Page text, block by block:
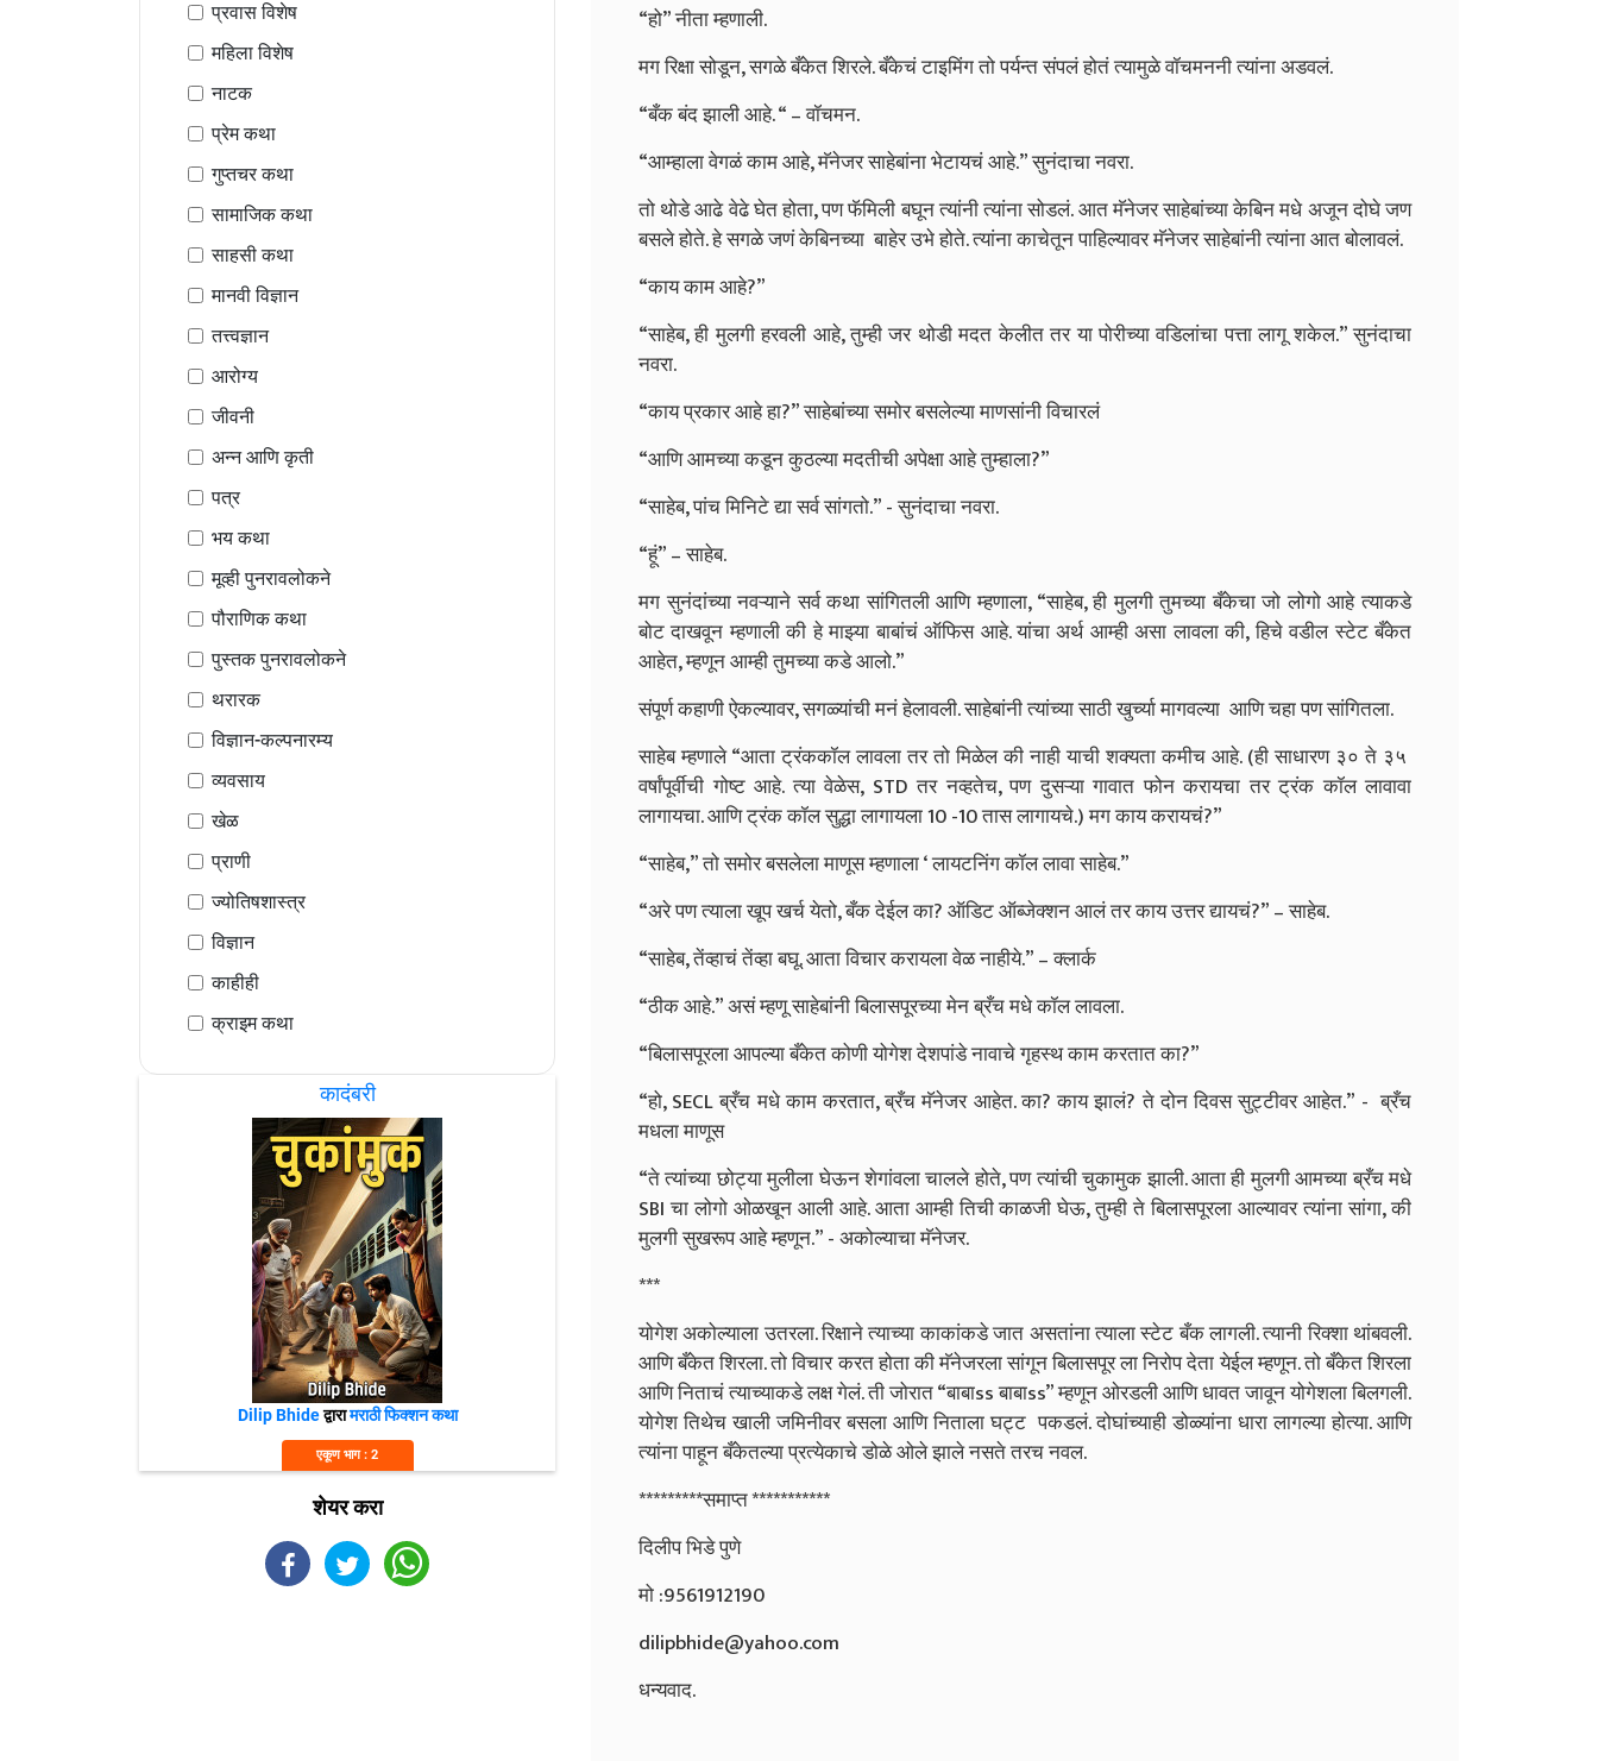
प्रवास विशेष
महिला विशेष
नाटक
प्रेम कथा
गुप्तचर कथा
सामाजिक कथा
साहसी कथा
मानवी विज्ञान
तत्त्वज्ञान
आरोग्य
जीवनी
अन्न आणि कृती
पत्र
भय कथा
मूव्ही पुनरावलोकने
पौराणिक कथा
पुस्तक पुनरावलोकने
थरारक
विज्ञान-कल्पनारम्य
व्यवसाय
खेळ
प्राणी
ज्योतिषशास्त्र
विज्ञान
काहीही
क्राइम कथा
कादंबरी
Dilip Bhideद्वारामराठी फिक्शन कथा
एकूण भाग : 2
शेयर करा
“हो” नीता म्हणाली.
मग रिक्षा सोडून, सगळे बँकेत शिरले. बँकेचं टाइमिंग तो पर्यन्त संपलं होतं त्यामुळे वॉचमननी त्यांना अडवलं.
“बँक बंद झाली आहे. “ – वॉचमन.
“आम्हाला वेगळं काम आहे, मॅनेजर साहेबांना भेटायचं आहे.” सुनंदाचा नवरा.
तो थोडे आढे वेढे घेत होता, पण फॅमिली बघून त्यांनी त्यांना सोडलं. आत मॅनेजर साहेबांच्या केबिन मधे अजून दोघे जण
बसले होते. हे सगळे जणं केबिनच्या बाहेर उभे होते. त्यांना काचेतून पाहिल्यावर मॅनेजर साहेबांनी त्यांना आत बोलावलं.
“काय काम आहे?”
“साहेब, ही मुलगी हरवली आहे, तुम्ही जर थोडी मदत केलीत तर या पोरीच्या वडिलांचा पत्ता लागू शकेल.” सुनंदाचा
नवरा.
“काय प्रकार आहे हा?” साहेबांच्या समोर बसलेल्या माणसांनी विचारलं
“आणि आमच्या कडून कुठल्या मदतीची अपेक्षा आहे तुम्हाला?”
“साहेब, पांच मिनिटे द्या सर्व सांगतो.” - सुनंदाचा नवरा.
“हूं” – साहेब.
मग सुनंदांच्या नवऱ्याने सर्व कथा सांगितली आणि म्हणाला, “साहेब, ही मुलगी तुमच्या बँकेचा जो लोगो आहे त्याकडे
बोट दाखवून म्हणाली की हे माझ्या बाबांचं ऑफिस आहे. यांचा अर्थ आम्ही असा लावला की, हिचे वडील स्टेट बँकेत
आहेत, म्हणून आम्ही तुमच्या कडे आलो.”
संपूर्ण कहाणी ऐकल्यावर, सगळ्यांची मनं हेलावली. साहेबांनी त्यांच्या साठी खुर्च्या मागवल्या आणि चहा पण सांगितला.
साहेब म्हणाले “आता ट्रंककॉल लावला तर तो मिळेल की नाही याची शक्यता कमीच आहे. (ही साधारण ३० ते ३५
वर्षांपूर्वीची गोष्ट आहे. त्या वेळेस, STD तर नव्हतेच, पण दुसऱ्या गावात फोन करायचा तर ट्रंक कॉल लावावा
लागायचा. आणि ट्रंक कॉल सुद्धा लागायला 10 -10 तास लागायचे.) मग काय करायचं?”
“साहेब,” तो समोर बसलेला माणूस म्हणाला ‘ लायटनिंग कॉल लावा साहेब.”
“अरे पण त्याला खूप खर्च येतो, बँक देईल का? ऑडिट ऑब्जेक्शन आलं तर काय उत्तर द्यायचं?” – साहेब.
“साहेब, तेंव्हाचं तेंव्हा बघू. आता विचार करायला वेळ नाहीये.” – क्लार्क
“ठीक आहे.” असं म्हणू साहेबांनी बिलासपूरच्या मेन ब्रँच मधे कॉल लावला.
“बिलासपूरला आपल्या बँकेत कोणी योगेश देशपांडे नावाचे गृहस्थ काम करतात का?”
“हो, SECL ब्रँच मधे काम करतात, ब्रँच मॅनेजर आहेत. का? काय झालं? ते दोन दिवस सुट्टीवर आहेत.” - ब्रँच
मधला माणूस
“ते त्यांच्या छोट्या मुलीला घेऊन शेगांवला चालले होते, पण त्यांची चुकामुक झाली. आता ही मुलगी आमच्या ब्रँच मधे
SBI चा लोगो ओळखून आली आहे. आता आम्ही तिची काळजी घेऊ, तुम्ही ते बिलासपूरला आल्यावर त्यांना सांगा, की
मुलगी सुखरूप आहे म्हणून.” - अकोल्याचा मॅनेजर.
***
योगेश अकोल्याला उतरला. रिक्षाने त्याच्या काकांकडे जात असतांना त्याला स्टेट बँक लागली. त्यानी रिक्शा थांबवली.
आणि बँकेत शिरला. तो विचार करत होता की मॅनेजरला सांगून बिलासपूर ला निरोप देता येईल म्हणून. तो बँकेत शिरला
आणि निताचं त्याच्याकडे लक्ष गेलं. ती जोरात “बाबाss बाबाss” म्हणून ओरडली आणि धावत जावून योगेशला बिलगली.
योगेश तिथेच खाली जमिनीवर बसला आणि निताला घट्ट पकडलं. दोघांच्याही डोळ्यांना धारा लागल्या होत्या. आणि
त्यांना पाहून बँकेतल्या प्रत्येकाचे डोळे ओले झाले नसते तरच नवल.
*********समाप्त ***********
दिलीप भिडे पुणे
मो :9561912190
dilipbhide@yahoo.com
धन्यवाद.